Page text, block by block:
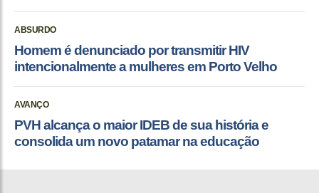
ABSURDO
Homem é denunciado por transmitir HIV
intencionalmente a mulheres em Porto Velho
AVANÇO
PVH alcança o maior IDEB de sua história e
consolida um novo patamar na educação